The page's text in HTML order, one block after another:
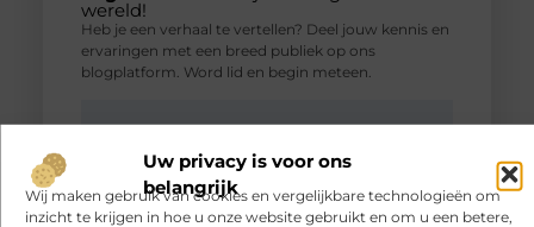
Uw privacy is voor ons
belangrijk
Wij maken gebruik van cookies en vergelijkbare technologieën om
inzicht te krijgen in hoe u onze website gebruikt en om u een betere,
POPULAIRE ONDERWERPEN
wereld!
Heb je een verhaal te vertellen? Deel jouw kennis en
ervaringen met een breed publiek op ons
blogplatform. Word lid en begin meteen.
Registreer nu!